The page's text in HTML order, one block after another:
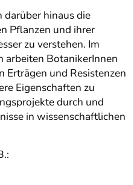
darüber hinaus die
Pflanzen und ihrer
zu verstehen. Im
arbeiten BotanikerInnen
Erträgen und Resistenzen
Eigenschaften zu
durch und
in wissenschaftlichen